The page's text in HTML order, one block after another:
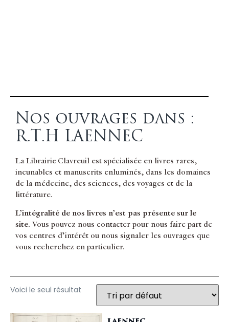
Nos ouvrages dans :
R.T.H LAENNEC
La Librairie Clavreuil est spécialisée en livres rares,
incunables et manuscrits enluminés, dans les domaines
de la médecine, des sciences, des voyages et de la
littérature.
L’intégralité de nos livres n’est pas présente sur le
site. Vous pouvez nous contacter pour nous faire part de
vos centres d’intérêt ou nous signaler les ouvrages que
vous recherchez en particulier.
Voici le seul résultat